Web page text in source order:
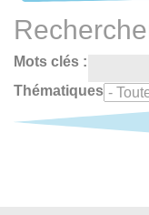
Mots clés :
Thématiques